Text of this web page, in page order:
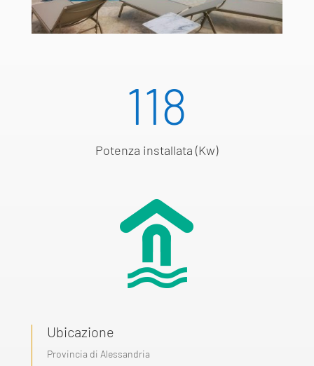
118
Potenza installata (Kw)
Ubicazione
Provincia di Alessandria